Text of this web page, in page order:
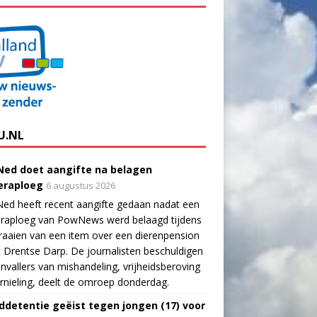
doet aangifte na belagen
6 augustus 2026
heeft recent aangifte gedaan nadat een
van PowNews werd belaagd tijdens
van een item over een dierenpension
Drentse Darp. De journalisten beschuldigen
van mishandeling, vrijheidsberoving
deelt de omroep donderdag.
geëist tegen jongen (17) voor